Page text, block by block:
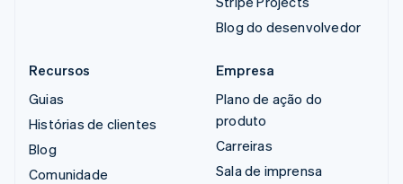
Blog do desenvolvedor
Recursos
Guias
Histórias de clientes
Blog
Comunidade
Empresa
Plano de ação do
produto
Carreiras
Sala de imprensa